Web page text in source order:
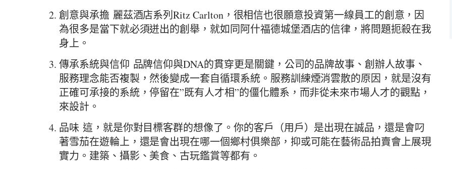
創意與承擔 麗茲酒店系列Ritz Carlton，很相信也很願意投資第一線員工的創意，因
為很多是當下就必須迸出的創舉，就如同阿什福德城堡酒店的信律，將問題扼殺在我
身上。
傳承系統與信仰 品牌信仰與DNA的貫穿更是關鍵，公司的品牌故事、創辦人故事、
服務理念能否複製，然後變成一套自循環系統。服務訓練煙消雲散的原因，就是沒有
正確可承接的系統，停留在”既有人才相”的僵化體系，而非從未來市場人才的觀點，
來設計。
品味 這，就是你對目標客群的想像了。你的客戶（用戶）是出現在誠品，還是會叼
著雪茄在遊輪上，還是會出現在哪一個鄉村俱樂部，抑或可能在藝術品拍賣會上展現
實力。建築、攝影、美食、古玩鑑賞等都有。